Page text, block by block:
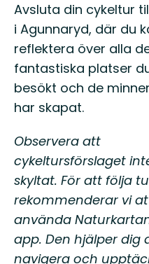
Avsluta din cykeltur
i Agunnaryd, där du
reflektera över alla
fantastiska platser
besökt och de
har skapat.
Observera att
cykeltursförslaget
skyltat. För att följa
rekommenderar vi
använda
app. Den hjälper dig
navigera och